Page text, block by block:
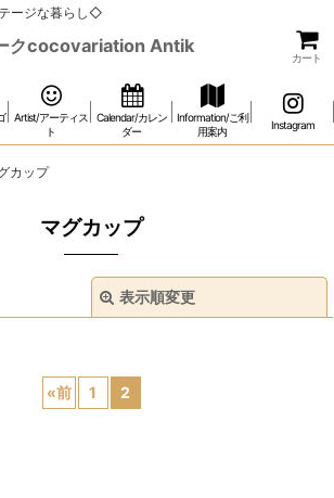
ージな暮らし◇
クcocovariation Antik
カート
Artist/アーティス
ト
Calendar/カレン
ダー
Information/ご利
用案内
Instagram
カップ
マグカップ
表示順変更
«前 1 2